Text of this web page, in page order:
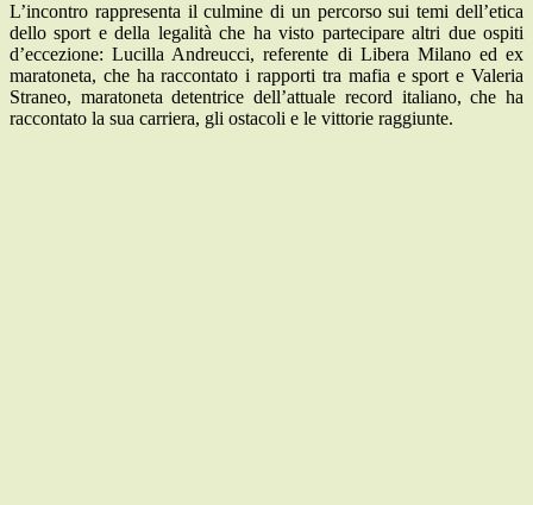
L’incontro rappresenta il culmine di un percorso sui temi dell’etica
dello sport e della legalità che ha visto partecipare altri due ospiti
d’eccezione:Lucilla Andreucci, referente di Libera Milano ed ex
maratoneta, che ha raccontato i rapporti tra mafia e sport e Valeria
Straneo, maratoneta detentrice dell’attuale record italiano, che ha
raccontato la sua carriera, gli ostacoli e le vittorie raggiunte.